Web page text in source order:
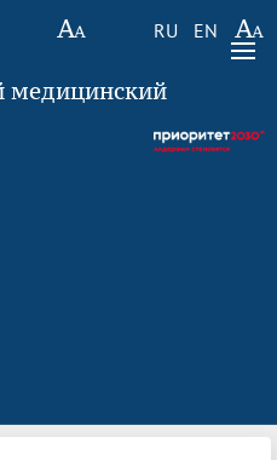
RU EN
медицинский